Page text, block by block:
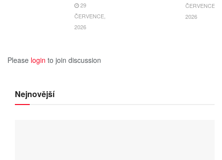
29
ČERVENCE,
2026
ČERVENCE,
2026
Please login to join discussion
Nejnovější